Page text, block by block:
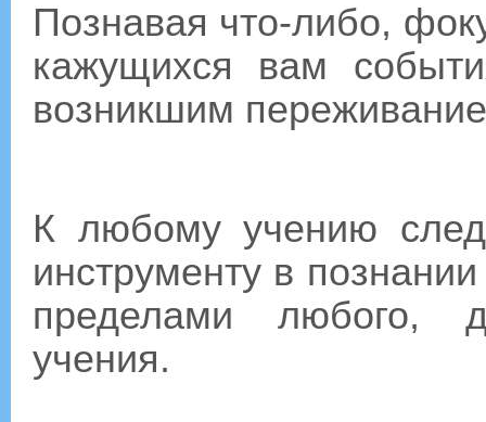
Познавая что-либо,
кажущихся вам
возникшим
К любому учению
инструменту в
пределами любого,
учения.